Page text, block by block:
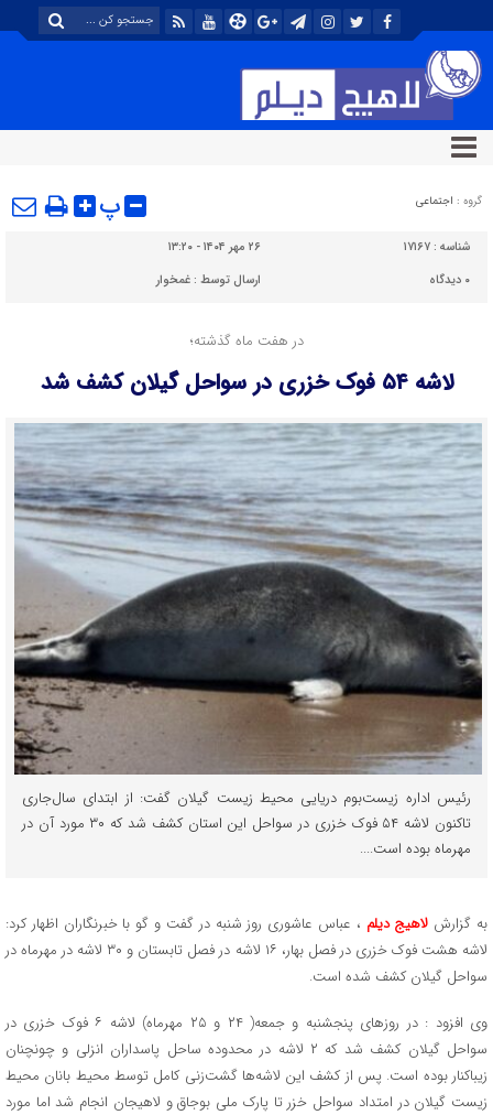
گروه : اجتماعی پ
شناسه : ۱۷۱۶۷
۲۶ مهر ۱۴۰۴ - ۱۳:۲۰
۰ دیدگاه ارسال توسط :غمخوار
در هفت ماه گذشته؛
لاشه ۵۴ فوک خزری در سواحل گیلان کشف شد
رئیس اداره زیست‌بوم دریایی محیط زیست گیلان گفت: از ابتدای سال‌جاری
تاکنون لاشه ۵۴ فوک خزری در سواحل این استان کشف شد که ۳۰ مورد آن در
مهرماه بوده است....
به گزارش لاهیج دیلم ، عباس عاشوری روز شنبه در گفت و گو با خبرنگاران اظهار کرد:
لاشه هشت فوک خزری در فصل بهار، ۱۶ لاشه در فصل تابستان و ۳۰ لاشه در مهرماه در
سواحل گیلان کشف شده است.
وی افزود : در روزهای پنجشنبه و جمعه( ۲۴ و ۲۵ مهرماه) لاشه ۶ فوک خزری در
سواحل گیلان کشف شد که ۲ لاشه در محدوده ساحل پاسداران انزلی و چونچنان
زیباکنار بوده است. پس از کشف این لاشه‌ها گشت‌زنی کامل توسط محیط بانان محیط
زیست گیلان در امتداد سواحل خزر تا پارک ملی بوجاق و لاهیجان انجام شد اما مورد